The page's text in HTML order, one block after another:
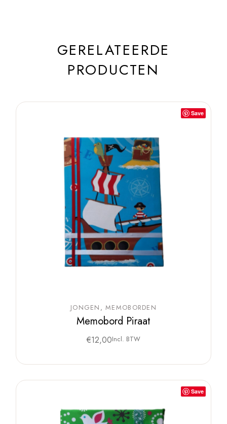
GERELATEERDE
PRODUCTEN
Save
JONGEN MEMOBORDEN
Memobord Piraat
€12,00Incl. BTW
Save